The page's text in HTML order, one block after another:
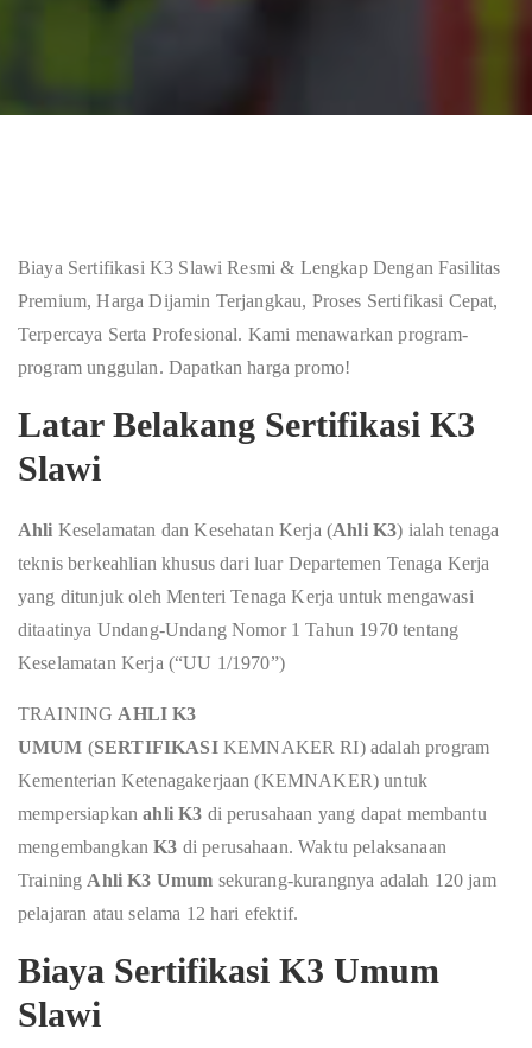
Biaya Sertifikasi K3 Slawi Resmi & Lengkap Dengan Fasilitas
Premium, Harga Dijamin Terjangkau, Proses Sertifikasi Cepat,
Terpercaya Serta Profesional. Kami menawarkan program-
program unggulan. Dapatkan harga promo!
Latar Belakang Sertifikasi K3
Slawi
Ahli Keselamatan dan Kesehatan Kerja (Ahli K3) ialah tenaga
teknis berkeahlian khusus dari luar Departemen Tenaga Kerja
yang ditunjuk oleh Menteri Tenaga Kerja untuk mengawasi
ditaatinya Undang-Undang Nomor 1 Tahun 1970 tentang
Keselamatan Kerja (“UU 1/1970”)
TRAINING AHLI K3
UMUM (SERTIFIKASIKEMNAKER RI) adalah program
Kementerian Ketenagakerjaan (KEMNAKER) untuk
mempersiapkanahli K3 di perusahaan yang dapat membantu
mengembangkanK3 di perusahaan. Waktu pelaksanaan
Training Ahli K3 Umum sekurang-kurangnya adalah 120 jam
pelajaran atau selama 12 hari efektif.
Biaya Sertifikasi K3 Umum
Slawi